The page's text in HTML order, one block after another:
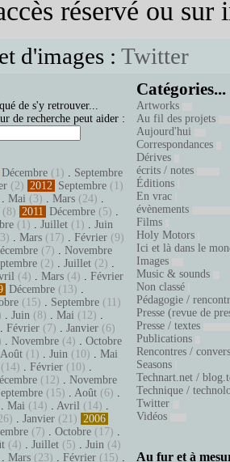
réservé ou sur
d'images : Twitter
de s'y retrouver...
de recherche peut aider :
Décembre (1) . Septembre
(2) 2012 Septembre (1)
. Mai (3) . Mars (24) .
(8) 2011 Décembre (5) .
(1) . Juillet (1) . Juin
. Mars (17) . Février (9)
(7) . Novembre
(2) . Juillet (2) .
(4) . Mars (4) . Février
Décembre (13) .
(15) . Septembre (11)
. Juin (8) . Mai (12) .
. Février (7) . Janvier (6)
. Novembre (4) . Octobre
Août (1) . Juin (10) . Mai
(14) . Février (10) .
(12) . Novembre
(15) . Août (6) .
. Mai (14) . Avril (14) .
. Janvier (21) 2006
(7) . Octobre (17) .
(4) . Juillet (5) . Juin (4)
. Mars (23) . Février (15) .
Catégories...
Artworks
Au fil des projets
Aujourd'hui
Correspondances
Dérives
écrits / notes
Éditions
En vrac
évènements
Films
Holy Motors
Ici et là dans le
Images
Music & sounds
Non classé
Pédagogie /
Presse (revue de
Presse / textes
Publications
Rencontres /
Seasons
Technart.net /
Technique /
Twitter
Vidéos
Au fur et à